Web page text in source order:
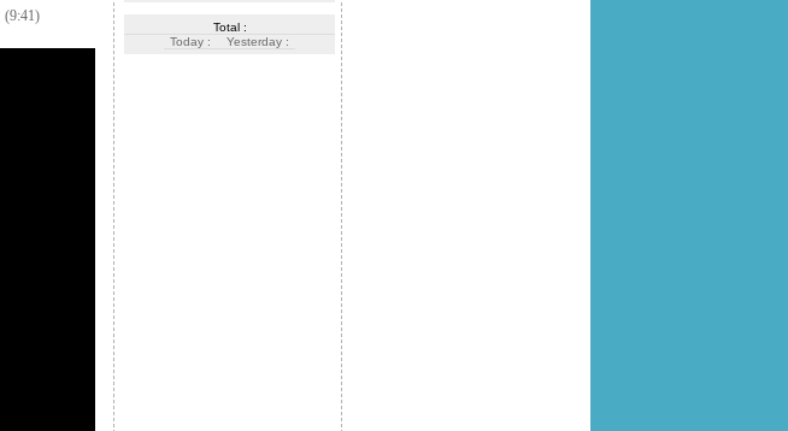
(9:41)
Total :
Today :
Yesterday :